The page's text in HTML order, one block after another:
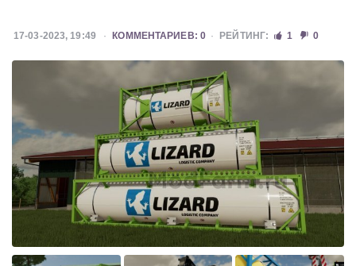
17-03-2023, 19:49 КОММЕНТАРИЕВ: 0 РЕЙТИНГ: 1 0